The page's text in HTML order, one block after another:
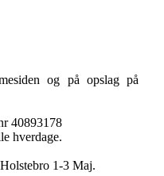
og på opslag på
40893178
hverdage.
1-3 Maj.